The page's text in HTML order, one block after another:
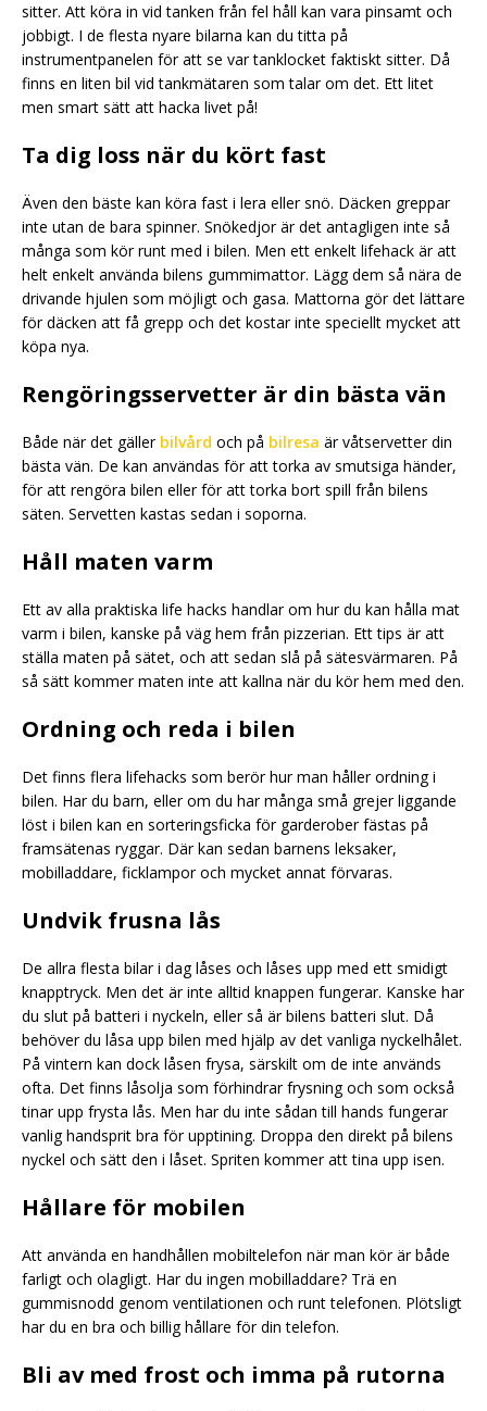
sitter. Att köra in vid tanken från fel håll kan vara pinsamt och
jobbigt. I de flesta nyare bilarna kan du titta på
instrumentpanelen för att se var tanklocket faktiskt sitter. Då
finns en liten bil vid tankmätaren som talar om det. Ett litet
men smart sätt att hacka livet på!
Ta dig loss när du kört fast
Även den bäste kan köra fast i lera eller snö. Däcken greppar
inte utan de bara spinner. Snökedjor är det antagligen inte så
många som kör runt med i bilen. Men ett enkelt lifehack är att
helt enkelt använda bilens gummimattor. Lägg dem så nära de
drivande hjulen som möjligt och gasa. Mattorna gör det lättare
för däcken att få grepp och det kostar inte speciellt mycket att
köpa nya.
Rengöringsservetter är din bästa vän
Både när det gäller bilvård och på bilresa är våtservetter din
bästa vän. De kan användas för att torka av smutsiga händer,
för att rengöra bilen eller för att torka bort spill från bilens
säten. Servetten kastas sedan i soporna.
Håll maten varm
Ett av alla praktiska life hacks handlar om hur du kan hålla mat
varm i bilen, kanske på väg hem från pizzerian. Ett tips är att
ställa maten på sätet, och att sedan slå på sätesvärmaren. På
så sätt kommer maten inte att kallna när du kör hem med den.
Ordning och reda i bilen
Det finns flera lifehacks som berör hur man håller ordning i
bilen. Har du barn, eller om du har många små grejer liggande
löst i bilen kan en sorteringsficka för garderober fästas på
framsätenas ryggar. Där kan sedan barnens leksaker,
mobilladdare, ficklampor och mycket annat förvaras.
Undvik frusna lås
De allra flesta bilar i dag låses och låses upp med ett smidigt
knapptryck. Men det är inte alltid knappen fungerar. Kanske har
du slut på batteri i nyckeln, eller så är bilens batteri slut. Då
behöver du låsa upp bilen med hjälp av det vanliga nyckelhålet.
På vintern kan dock låsen frysa, särskilt om de inte används
ofta. Det finns låsolja som förhindrar frysning och som också
tinar upp frysta lås. Men har du inte sådan till hands fungerar
vanlig handsprit bra för upptining. Droppa den direkt på bilens
nyckel och sätt den i låset. Spriten kommer att tina upp isen.
Hållare för mobilen
Att använda en handhållen mobiltelefon när man kör är både
farligt och olagligt. Har du ingen mobilladdare? Trä en
gummisnodd genom ventilationen och runt telefonen. Plötsligt
har du en bra och billig hållare för din telefon.
Bli av med frost och imma på rutorna